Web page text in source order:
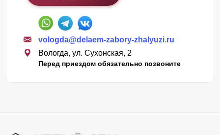
vologda@delaem-zabory-zhalyuzi.ru
Вологда, ул. Сухонская, 2
Перед приездом обязательно позвоните